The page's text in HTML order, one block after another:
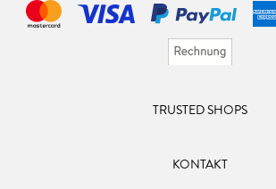
TRUSTED SHOPS
KONTAKT